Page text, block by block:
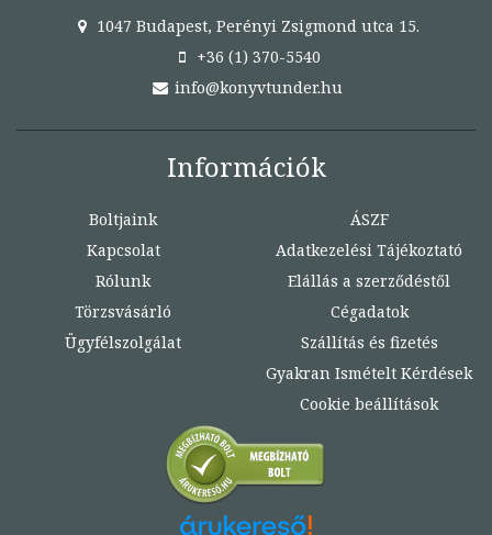
1047 Budapest, Perényi Zsigmond utca 15.
+36 (1) 370-5540
info@konyvtunder.hu
Információk
Boltjaink
Kapcsolat
Rólunk
Törzsvásárló
Ügyfélszolgálat
ÁSZF
Adatkezelési Tájékoztató
Elállás a szerződéstől
Cégadatok
Szállítás és fizetés
Gyakran Ismételt Kérdések
Cookie beállítások